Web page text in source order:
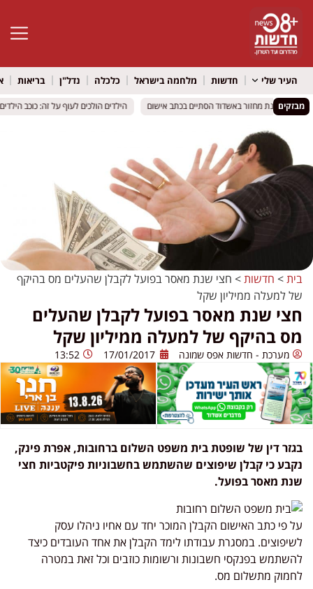
פתח
העיר שלי חדשות מלחמה בישראל כלכלה נדל"ן בריאות
מבזקים
ליד מכונת מחזור באשדוד הסתיים בכתב אישום
ליד מכונת מחזור באשדוד הסתיים בכתב אישום הילדים הולכים לעוף על זה: כוכב
הילדים הולכים לעוף על זה: כוכב
בית> חדשות> חצי שנת מאסר בפועל לקבלן שהעלים מס בהיקף
של למעלה ממיליון שקל
חצי שנת מאסר בפועל לקבלן שהעלים
מס בהיקף של למעלה ממיליון שקל
מערכת - חדשות אפס שמונה 17/01/2017
13:52
בגזר דין של שופטת בית משפט השלום ברחובות, אפרת פינק,
נקבע כי קבלן שיפוצים שהשתמש בחשבוניות פיקטביות חצי
שנת מאסר בפועל.
על פי כתב האישום הקבלן המוכר יחד עם אחיו ניהלו עסק
לשיפוצים. במסגרת עבודתו לימד הקבלן את אחד העובדים כיצד
להשתמש בפנקסי חשבונות ורשומות כוזבים וכל זאת במטרה
לחמוק מתשלום מס.